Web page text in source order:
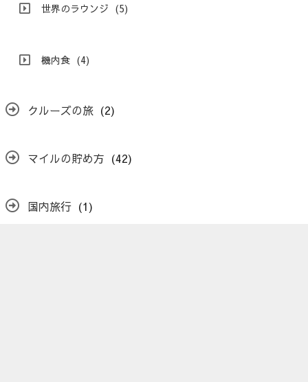
世界のラウンジ (5)
機内食 (4)
クルーズの旅 (2)
マイルの貯め方 (42)
国内旅行 (1)